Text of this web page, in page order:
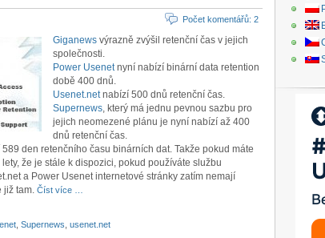
Počet komentářů: 2
Giganews výrazně zvýšil retenční čas v jejich
společnosti.
Power Usenetnyní nabízí binární data retention
době 400 dnů.
Usenet.netnabízí 500 dnů retenční čas.
Supernews, který má jednu pevnou sazbu pro
jejich neomezené plánu je nyní nabízí až 400
dnů retenční čas.
den retenčního času binárních dat. Takže pokud máte
že je stále k dispozici, pokud používáte službu
a Power Usenet internetové stránky zatím nemají
již tam. Číst více …
Supernews usenet.net